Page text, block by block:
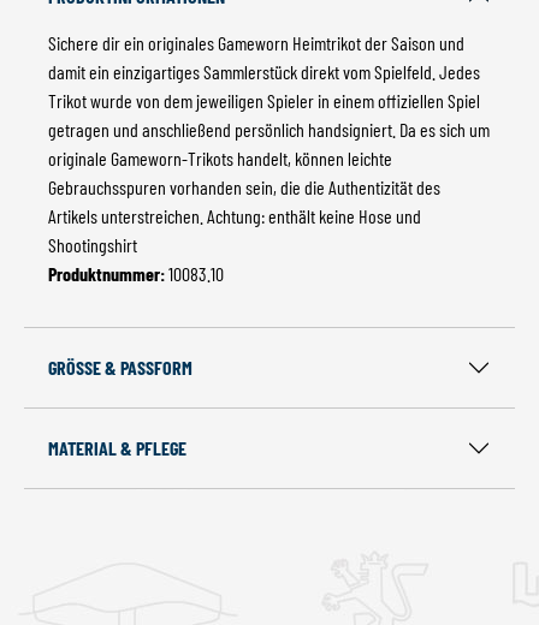
Sichere dir ein originales Gameworn Heimtrikot der Saison und
damit ein einzigartiges Sammlerstück direkt vom Spielfeld. Jedes
Trikot wurde von dem jeweiligen Spieler in einem offiziellen Spiel
getragen und anschließend persönlich handsigniert. Da es sich um
originale Gameworn-Trikots handelt, können leichte
Gebrauchsspuren vorhanden sein, die die Authentizität des
Artikels unterstreichen. Achtung: enthält keine Hose und
Shootingshirt
Produktnummer:10083.10
GRÖSSE & PASSFORM
MATERIAL & PFLEGE